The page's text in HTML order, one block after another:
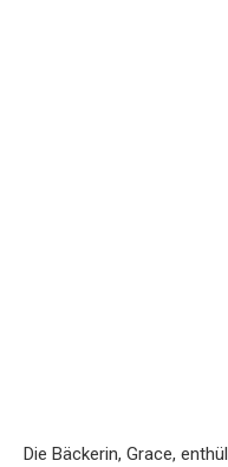
Die Bäckerin, Grace,